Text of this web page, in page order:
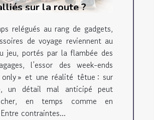
sur la route ?
relégués au rang de gadgets,
de voyage reviennent au
jeu, portés par la flambée des
l’essor des week-ends
only » et une réalité têtue : sur
un détail mal anticipé peut
en temps comme en
contraintes...